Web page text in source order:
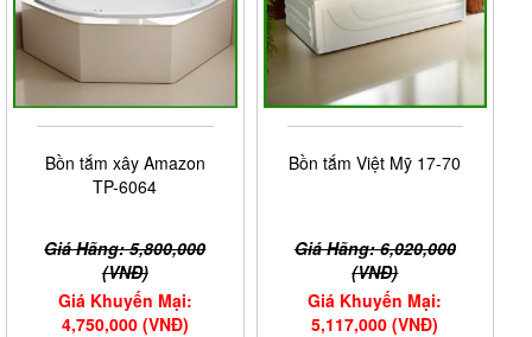
Bồn tắm xây Amazon
TP-6064
Giá Hãng: 5,800,000
(VNĐ)
Giá Khuyến Mại:
4,750,000 (VNĐ)
Bồn tắm Việt Mỹ 17-70
Giá Hãng: 6,020,000
(VNĐ)
Giá Khuyến Mại:
5,117,000 (VNĐ)